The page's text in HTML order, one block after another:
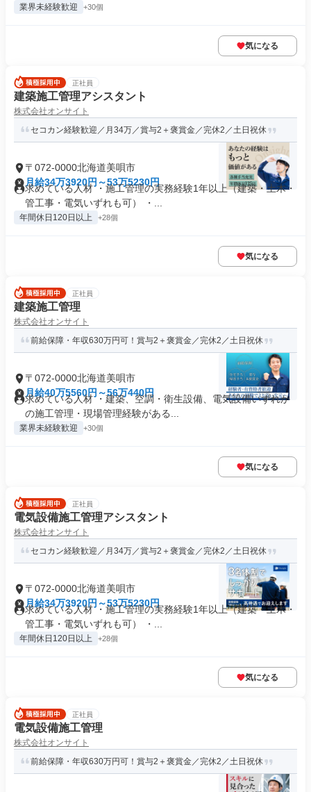
業界未経験歓迎 +30個
気になる
正社員
建築施工管理アシスタント
株式会社オンサイト
セコカン経験歓迎／月34万／賞与2＋褒賞金／完休2／土日祝休
〒072-0000北海道美唄市
月給34万3920円～53万5230円
求めている人材 ・施工管理の実務経験1年以上（建築・土木・
管工事・電気いずれも可） ・...
年間休日120日以上 +28個
気になる
正社員
建築施工管理
株式会社オンサイト
前給保障・年収630万円可！賞与2＋褒賞金／完休2／土日祝休
〒072-0000北海道美唄市
月給40万5560円～56万440円
求めている人材 ・建築、空調・衛生設備、電気設備いずれか
の施工管理・現場管理経験がある...
業界未経験歓迎 +30個
気になる
正社員
電気設備施工管理アシスタント
株式会社オンサイト
セコカン経験歓迎／月34万／賞与2＋褒賞金／完休2／土日祝休
〒072-0000北海道美唄市
月給34万3920円～53万5230円
求めている人材 ・施工管理の実務経験1年以上（建築・土木・
管工事・電気いずれも可） ・...
年間休日120日以上 +28個
気になる
正社員
電気設備施工管理
株式会社オンサイト
前給保障・年収630万円可！賞与2＋褒賞金／完休2／土日祝休